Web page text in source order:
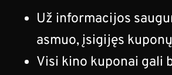
Už informacijos
asmuo, įsigijęs
Visi kino kuponai gali